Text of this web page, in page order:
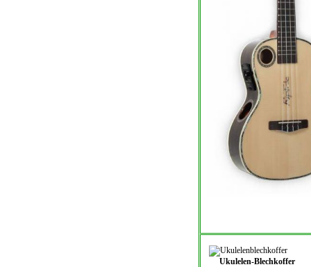
Ukulelen-Blechkoffer